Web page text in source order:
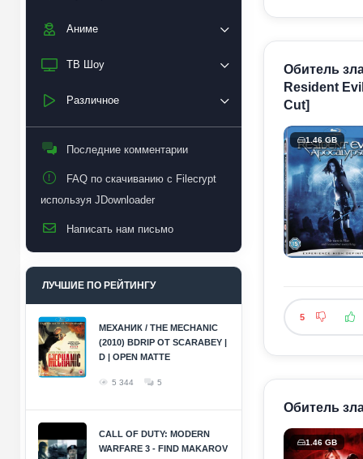
Аниме
ТВ Шоу
Различное
Последние комментарии
FAQ по скачиванию с Filecrypt
используя JDownloader
Написать нам письмо
ЛУЧШИЕ ПО РЕЙТИНГУ
МЕХАНИК / THE MECHANIC
(2010) BDRIP ОТ SCARABEY |
D | OPEN MATTE
5 344 5
CALL OF DUTY: MODERN
WARFARE 3 - FIND MAKAROV
Обитель
Resident
Cut]
1.46 GB
5
Обитель
1.46 GB